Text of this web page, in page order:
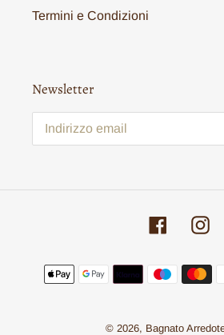
Termini e Condizioni
Newsletter
Facebook
Metodi
di
© 2026, Bagnato